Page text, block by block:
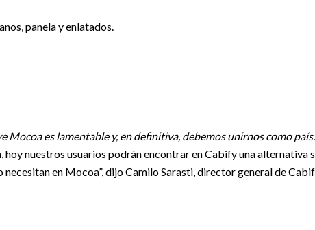
panela y enlatados.
Mocoa es lamentable y, en definitiva, debemos unirnos como país.
nuestros usuarios podrán encontrar en Cabify una alternativa
necesitan en Mocoa”, dijo Camilo Sarasti, director general de